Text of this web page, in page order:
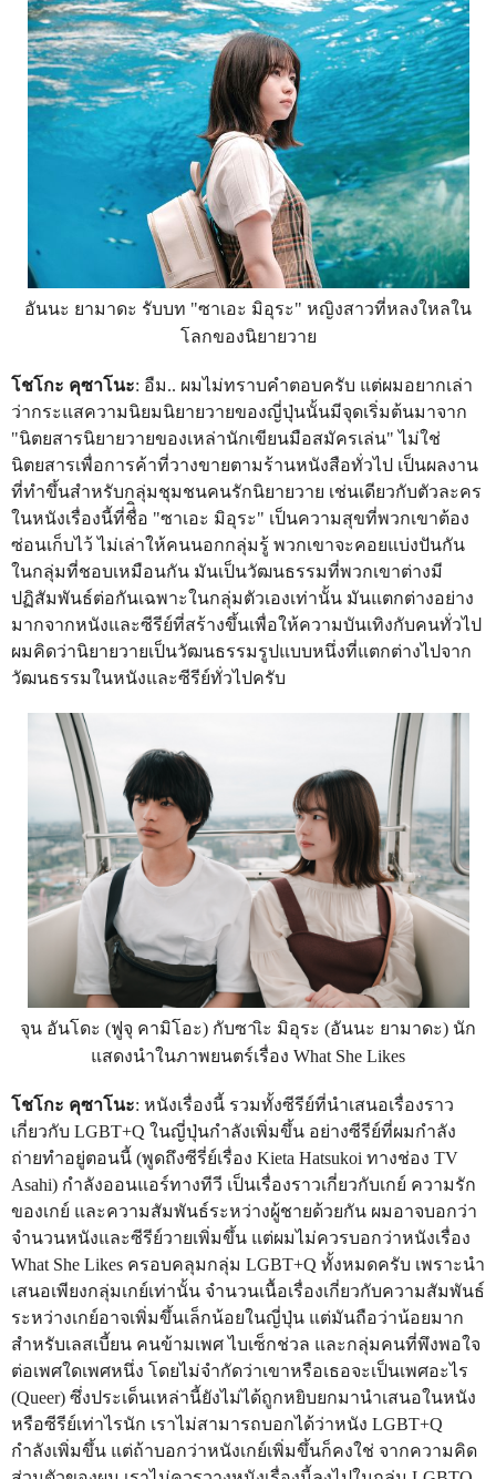
อันนะ ยามาดะ รับบท "ซาเอะ มิอุระ" หญิงสาวที่หลงใหลใน
โลกของนิยายวาย
โชโกะ คุซาโนะ: อืม.. ผมไม่ทราบคำตอบครับ แต่ผมอยากเล่า
ว่ากระแสความนิยมนิยายวายของญี่ปุ่นนั้นมีจุดเริ่มต้นมาจาก
"นิตยสารนิยายวายของเหล่านักเขียนมือสมัครเล่น" ไม่ใช่
นิตยสารเพื่อการค้าที่วางขายตามร้านหนังสือทั่วไป เป็นผลงาน
ที่ทำขึ้นสำหรับกลุ่มชุมชนคนรักนิยายวาย เช่นเดียวกับตัวละคร
ในหนังเรื่องนี้ที่ชื่ิอ "ซาเอะ มิอุระ" เป็นความสุขที่พวกเขาต้อง
ซ่อนเก็บไว้ ไม่เล่าให้คนนอกกลุ่มรู้ พวกเขาจะคอยแบ่งปันกัน
ในกลุ่มที่ชอบเหมือนกัน มันเป็นวัฒนธรรมที่พวกเขาต่างมี
ปฏิสัมพันธ์ต่อกันเฉพาะในกลุ่มตัวเองเท่านั้น มันแตกต่างอย่าง
มากจากหนังและซีรีย์ที่สร้างขึ้นเพื่อให้ความบันเทิงกับคนทั่วไป
ผมคิดว่านิยายวายเป็นวัฒนธรรมรูปแบบหนึ่งที่แตกต่างไปจาก
วัฒนธรรมในหนังและซีรีย์ทั่วไปครับ
จุน อันโดะ (ฟูจุ คามิโอะ) กับซาเิะ มิอุระ (อันนะ ยามาดะ) นัก
แสดงนำในภาพยนตร์เรื่อง What She Likes
โชโกะ คุซาโนะ: หนังเรื่องนี้ รวมทั้งซีรีย์ที่นำเสนอเรื่องราว
เกี่ยวกับ LGBT+Q ในญี่ปุ่นกำลังเพิ่มขึ้น อย่างซีรีย์ที่ผมกำลัง
ถ่ายทำอยู่ตอนนี้ (พูดถึงซีรี่ย์เรื่อง Kieta Hatsukoi ทางช่อง TV
Asahi) กำลังออนแอร์ทางทีวี เป็นเรื่องราวเกี่ยวกับเกย์ ความรัก
ของเกย์ และความสัมพันธ์ระหว่างผู้ชายด้วยกัน ผมอาจบอกว่า
จำนวนหนังและซีรีย์วายเพิ่มขึ้น แต่ผมไม่ควรบอกว่าหนังเรื่อง
What She Likes ครอบคลุมกลุ่ม LGBT+Q ทั้งหมดครับ เพราะนำ
เสนอเพียงกลุ่มเกย์เท่านั้น จำนวนเนื้อเรื่องเกี่ยวกับความสัมพันธ์
ระหว่างเกย์อาจเพิ่มขึ้นเล็กน้อยในญี่ปุ่น แต่มันถือว่าน้อยมาก
สำหรับเลสเบี้ยน คนข้ามเพศ ไบเซ็กช่วล และกลุ่มคนที่พึงพอใจ
ต่อเพศใดเพศหนึ่ง โดยไม่จำกัดว่าเขาหรือเธอจะเป็นเพศอะไร
(Queer) ซึ่งประเด็นเหล่านี้ยังไม่ได้ถูกหยิบยกมานำเสนอในหนัง
หรือซีรีย์เท่าไรนัก เราไม่สามารถบอกได้ว่าหนัง LGBT+Q
กำลังเพิ่มขึ้น แต่ถ้าบอกว่าหนังเกย์เพิ่มขึ้นก็คงใช่ จากความคิด